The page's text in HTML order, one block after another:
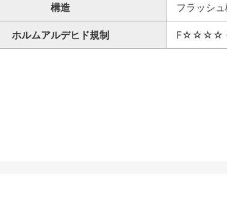
構造 フラッシ
ホルムアルデヒド規制 F☆☆☆☆ 住